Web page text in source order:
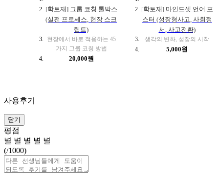
[학토재] 그룹 코칭 툴박스
(실전 프로세스, 현장 스크
립트)
현장에서 바로 적용하는 45
가지 그룹 코칭 방법
20,000원
[학토재] 마인드셋 언어 포
스터 (성장형사고, 사회정
서, 사고전환)
생각의 변화, 성장의 시작
5,000원
사용후기
닫기
평점
별 별 별 별 별
(/1000)